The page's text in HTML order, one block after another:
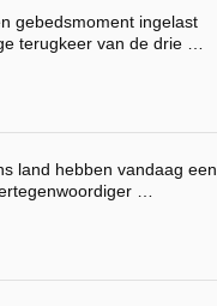
gebedsmoment ingelast
terugkeer van de drie …
land hebben vandaag een
…